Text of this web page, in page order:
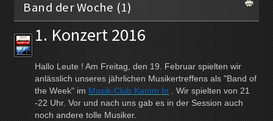
Band der Woche (1)
1. Konzert 2016
Hallo Leute ! Am Freitag, den 19. Februar spielten wir
anlässlich unseres jährlichen Musikertreffens als "Band of
the Week" imMusik-Club Kamm In. Wir spielten von 21
-22 Uhr. Vor und nach uns gab es in der Session auch
noch andere tolle Musiker.